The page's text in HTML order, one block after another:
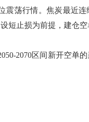
荡行情。焦炭最近连
短止损为前提，建仓空
2070区间新开空单的